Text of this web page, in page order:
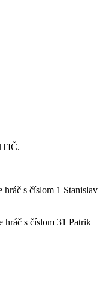
hráč s číslom 1 Stanislav
s číslom 31 Patrik